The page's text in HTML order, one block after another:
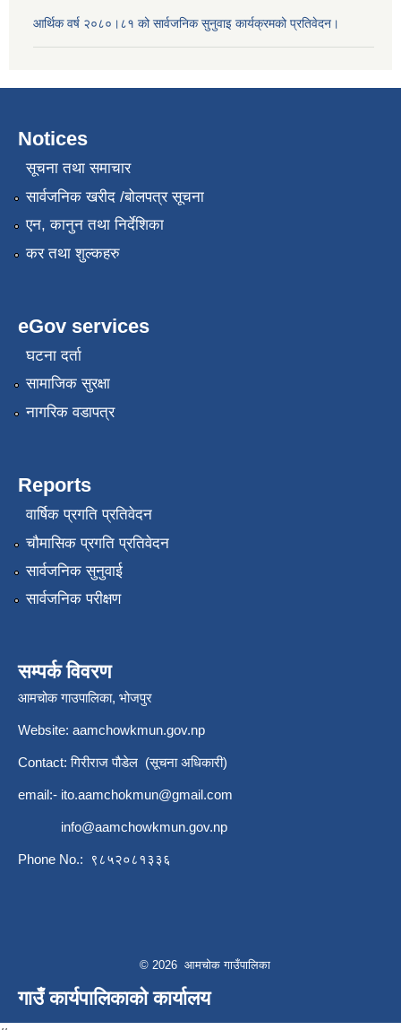
आर्थिक वर्ष २०८०।८१ को सार्वजनिक सुनुवाइ कार्यक्रमको प्रतिवेदन।
Notices
सूचना तथा समाचार
सार्वजनिक खरीद /बोलपत्र सूचना
एन, कानुन तथा निर्देशिका
कर तथा शुल्कहरु
eGov services
घटना दर्ता
सामाजिक सुरक्षा
नागरिक वडापत्र
Reports
वार्षिक प्रगति प्रतिवेदन
चौमासिक प्रगति प्रतिवेदन
सार्वजनिक सुनुवाई
सार्वजनिक परीक्षण
सम्पर्क विवरण
आमचोक गाउपालिका, भोजपुर
Website: aamchowkmun.gov.np
Contact: गिरीराज पौडेल (सूचना अधिकारी)
email:- ito.aamchokmun@gmail.com
info@aamchowkmun.gov.np
Phone No.: ९८५२०८१३३६
© 2026 आमचोक गाउँपालिका
गाउँ कार्यपालिकाको कार्यालय